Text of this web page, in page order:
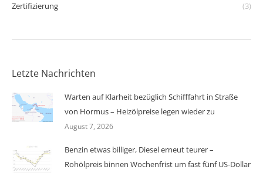
Zertifizierung
(3)
Letzte Nachrichten
Warten auf Klarheit bezüglich Schifffahrt in Straße
von Hormus – Heizölpreise legen wieder zu
August 7, 2026
Benzin etwas billiger, Diesel erneut teurer –
Rohölpreis binnen Wochenfrist um fast fünf US-Dollar